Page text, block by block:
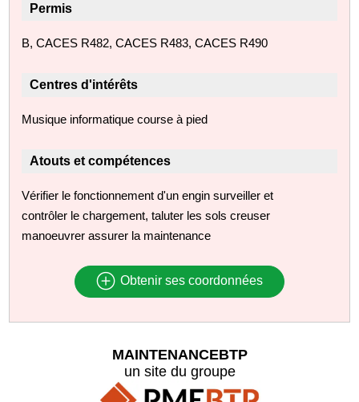
Permis
B, CACES R482, CACES R483, CACES R490
Centres d'intérêts
Musique informatique course à pied
Atouts et compétences
Vérifier le fonctionnement d'un engin surveiller et
contrôler le chargement, taluter les sols creuser
manoeuvrer assurer la maintenance
Obtenir ses coordonnées
MAINTENANCEBTP
un site du groupe